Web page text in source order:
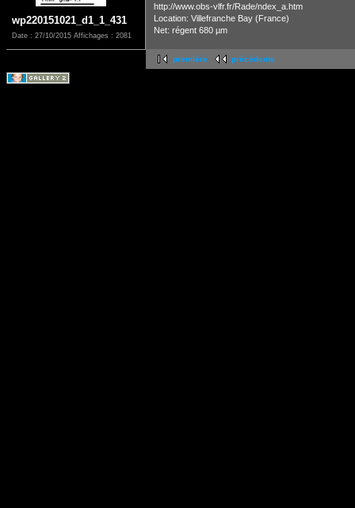
wp220151021_d1_1_431
Date : 27/10/2015 Affichages : 2081
http://www.obs-vlfr.fr/Rade/ndex_a.htm
Location: Villefranche Bay (France)
Net: régent 680 µm
première précédente